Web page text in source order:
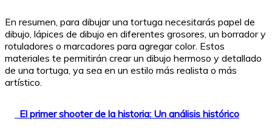
En resumen, para dibujar una tortuga necesitarás papel de
dibujo, lápices de dibujo en diferentes grosores, un borrador y
rotuladores o marcadores para agregar color. Estos
materiales te permitirán crear un dibujo hermoso y detallado
de una tortuga, ya sea en un estilo más realista o más
artístico.
El primer shooter de la historia: Un análisis histórico